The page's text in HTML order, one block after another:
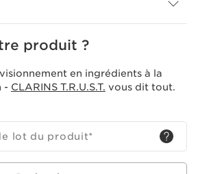
produit ?
en ingrédients à la
- CLARINS T.R.U.S.T. vous dit tout.
lot du produit*